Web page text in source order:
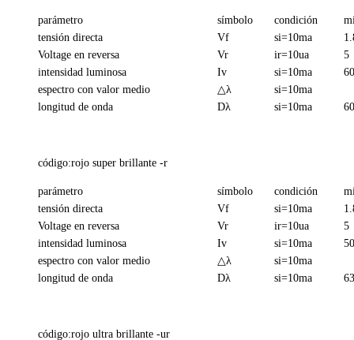
parámetro símbolo condición
tensión directa
Vf si=10ma
Voltage en reversa
Vr ir=10ua
5
intensidad luminosa
Iv si=10ma
60
espectro con valor medio
△λ
si=10ma
longitud de onda
Dλ si=10ma
código:rojo super brillante -r
parámetro símbolo condición
tensión directa
Vf si=10ma
Voltage en reversa
Vr ir=10ua
5
intensidad luminosa
Iv si=10ma
50
espectro con valor medio
△λ
si=10ma
longitud de onda
Dλ si=10ma
código:rojo ultra brillante -ur